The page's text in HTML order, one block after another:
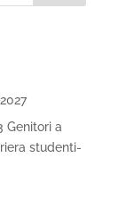
Genitori a
studenti-